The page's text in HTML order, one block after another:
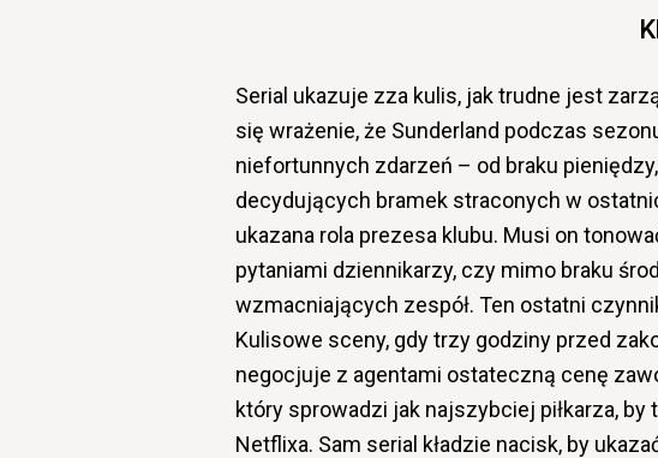
Serial ukazuje zza kulis, jak trudne jest
się wrażenie, że Sunderland podczas
niefortunnych zdarzeń – od braku
decydujących bramek straconych w
ukazana rola prezesa klubu. Musi on
pytaniami dziennikarzy, czy mimo braku
wzmacniających zespół. Ten ostatni
Kulisowe sceny, gdy trzy godziny przed
negocjuje z agentami ostateczną cenę
który sprowadzi jak najszybciej piłkarza,
Netflixa. Sam serial kładzie nacisk, by